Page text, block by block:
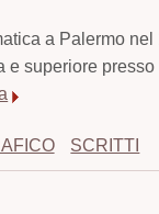
a Palermo
e superiore
SCRITTI